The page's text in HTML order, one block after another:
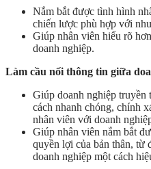
Nắm bắt được tình hình
chiến lược phù hợp với
Giúp nhân viên hiểu rõ
doanh nghiệp.
Làm cầu nối thông tin giữa
Giúp doanh nghiệp truyền
cách nhanh chóng, chính
nhân viên với doanh
Giúp nhân viên nắm bắt
quyền lợi của bản thân, từ
doanh nghiệp một cách